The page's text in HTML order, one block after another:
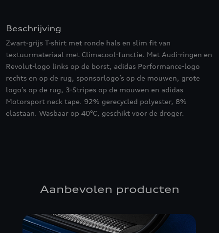
Beschrijving
Zwart-grijs T-shirt met ronde hals en slim fit van
textuurmateriaal met Climacool-functie. Met Audi-ringen en
Revolut-logo links op de borst, adidas Performance-logo
rechts en op de rug, sponsorlogo’s op de mouwen, grote
logo’s op de rug, 3-Stripes op de mouwen en adidas
Motorsport neck tape. 92% gerecycled polyester, 8%
elastaan. Wasbaar op 40°C, geschikt voor de droger.
Aanbevolen producten